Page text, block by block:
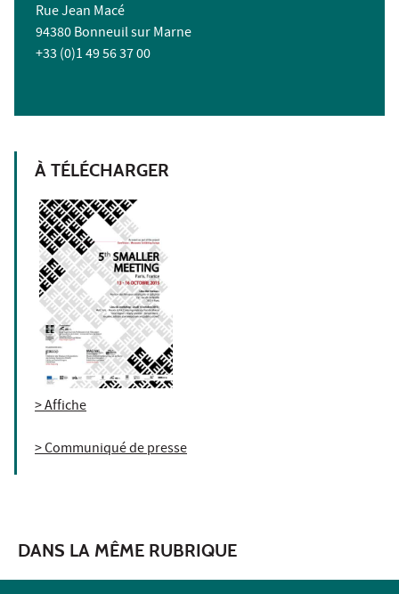
Rue Jean Macé
94380 Bonneuil sur Marne
+33 (0)1 49 56 37 00
À TÉLÉCHARGER
> Affiche
> Communiqué de presse
DANS LA MÊME RUBRIQUE